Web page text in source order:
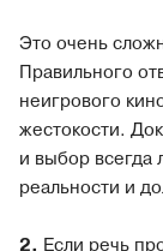
Это очень
Правильного
неигрового
жестокости.
и выбор всегда
реальности и
2. Если речь